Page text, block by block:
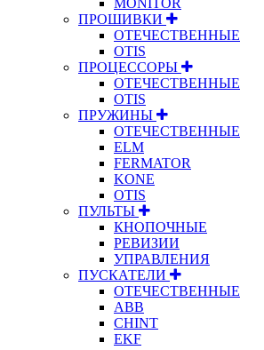
ПРОШИВКИ
ОТЕЧЕСТВЕННЫЕ
OTIS
ПРОЦЕССОРЫ
ОТЕЧЕСТВЕННЫЕ
OTIS
ПРУЖИНЫ
ОТЕЧЕСТВЕННЫЕ
ELM
FERMATOR
KONE
OTIS
ПУЛЬТЫ
КНОПОЧНЫЕ
РЕВИЗИИ
УПРАВЛЕНИЯ
ПУСКАТЕЛИ
ОТЕЧЕСТВЕННЫЕ
ABB
CHINT
EKF